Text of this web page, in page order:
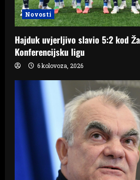
Novosti
Hajduk uvjerljivo slavio 5:2 kod
Konferencijsku ligu
6 kolovoza, 2026